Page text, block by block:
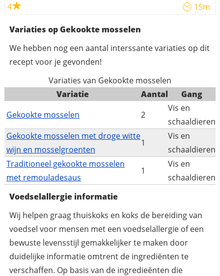
4 15m
Variaties op Gekookte mosselen
We hebben nog een aantal interssante variaties op dit
recept voor je gevonden!
Variaties van Gekookte mosselen
Variatie
Aantal
Gang
Gekookte mosselen
2
Vis en
schaaldieren
Gekookte mosselen met droge witte
wijn en mosselgroenten
1
Vis en
schaaldieren
Traditioneel gekookte mosselen
met remouladesaus
1
Vis en
schaaldieren
Voedselallergie informatie
Wij helpen graag thuiskoks en koks de bereiding van
voedsel voor mensen met een voedselallergie of een
bewuste levensstijl gemakkelijker te maken door
duidelijke informatie omtrent de ingrediënten te
verschaffen. Op basis van de ingredieënten die